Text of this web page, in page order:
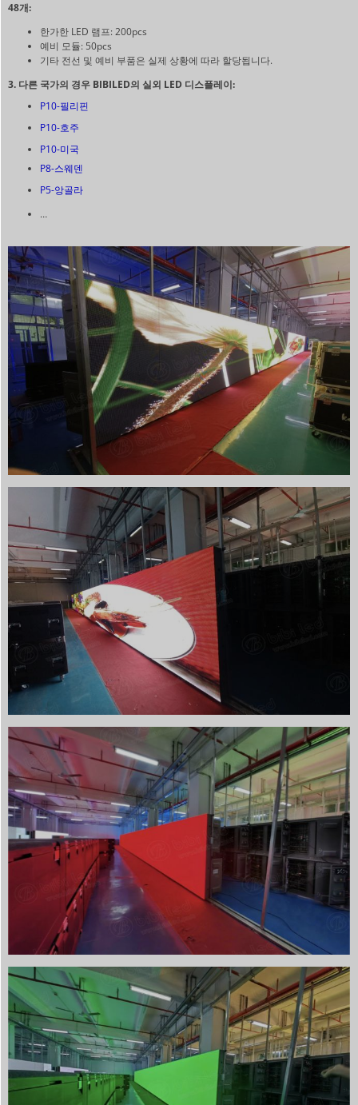
48개:
한가한 LED 램프: 200pcs
예비 모듈: 50pcs
기타 전선 및 예비 부품은 실제 상황에 따라 할당됩니다.
3. 다른 국가의 경우 BIBILED의 실외 LED 디스플레이:
P10-필리핀
P10-호주
P10-미국
P8-스웨덴
P5-앙골라
…